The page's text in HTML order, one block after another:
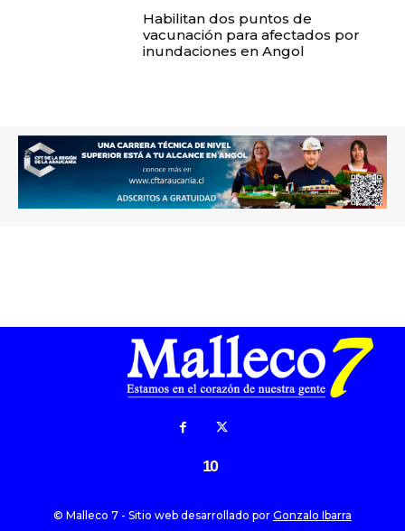
Habilitan dos puntos de
vacunación para afectados por
inundaciones en Angol
10
© Malleco 7 - Sitio web desarrollado por Gonzalo Ibarra